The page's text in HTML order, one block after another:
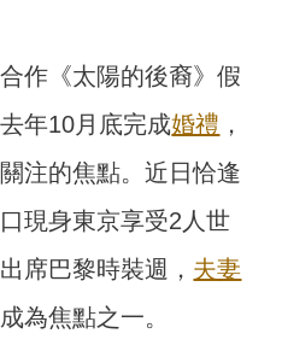
作《太陽的後裔》假
年10月底完成婚禮 ，
注的焦點。近日恰逢
現身東京享受2人世
席巴黎時裝週， 夫妻
為焦點之一。